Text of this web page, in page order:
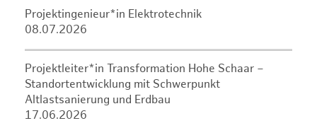
Projektingenieur*in Elektrotechnik
08.07.2026
Projektleiter*in Transformation Hohe Schaar –
Standortentwicklung mit Schwerpunkt
Altlastsanierung und Erdbau
17.06.2026